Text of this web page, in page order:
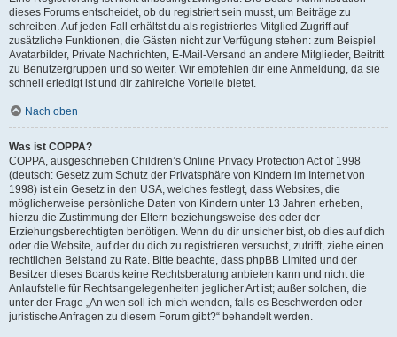
dieses Forums entscheidet, ob du registriert sein musst, um Beiträge zu
schreiben. Auf jeden Fall erhältst du als registriertes Mitglied Zugriff auf
zusätzliche Funktionen, die Gästen nicht zur Verfügung stehen: zum Beispiel
Avatarbilder, Private Nachrichten, E-Mail-Versand an andere Mitglieder, Beitritt
zu Benutzergruppen und so weiter. Wir empfehlen dir eine Anmeldung, da sie
schnell erledigt ist und dir zahlreiche Vorteile bietet.
Nach oben
Was ist COPPA?
COPPA, ausgeschrieben Children’s Online Privacy Protection Act of 1998
(deutsch: Gesetz zum Schutz der Privatsphäre von Kindern im Internet von
1998) ist ein Gesetz in den USA, welches festlegt, dass Websites, die
möglicherweise persönliche Daten von Kindern unter 13 Jahren erheben,
hierzu die Zustimmung der Eltern beziehungsweise des oder der
Erziehungsberechtigten benötigen. Wenn du dir unsicher bist, ob dies auf dich
oder die Website, auf der du dich zu registrieren versuchst, zutrifft, ziehe einen
rechtlichen Beistand zu Rate. Bitte beachte, dass phpBB Limited und der
Besitzer dieses Boards keine Rechtsberatung anbieten kann und nicht die
Anlaufstelle für Rechtsangelegenheiten jeglicher Art ist; außer solchen, die
unter der Frage „An wen soll ich mich wenden, falls es Beschwerden oder
juristische Anfragen zu diesem Forum gibt?“ behandelt werden.